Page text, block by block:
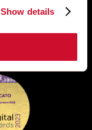
Show details